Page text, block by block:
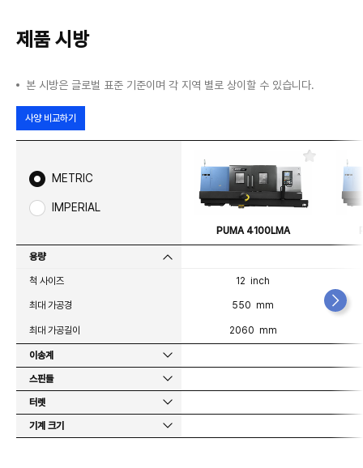
제품 시방
본 시방은 글로벌 표준 기준이며 각 지역 별로 상이할 수 있습니다.
사양 비교하기
METRIC
IMPERIAL
용량
척 사이즈
최대 가공경
최대 가공길이
이송계
스핀들
터렛
기계 크기
PUMA 4100LMA
12 inch
550 mm
2060 mm